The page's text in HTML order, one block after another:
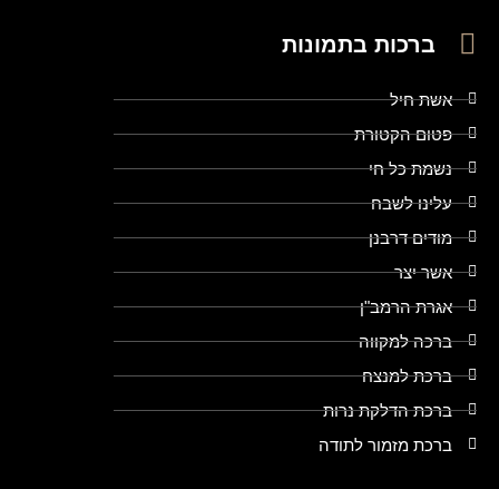
ברכות בתמונות
אשת חיל
פטום הקטורת
נשמת כל חי
עלינו לשבח
מודים דרבנן
אשר יצר
אגרת הרמב"ן
ברכה למקווה
ברכת למנצח
ברכת הדלקת נרות
ברכת מזמור לתודה